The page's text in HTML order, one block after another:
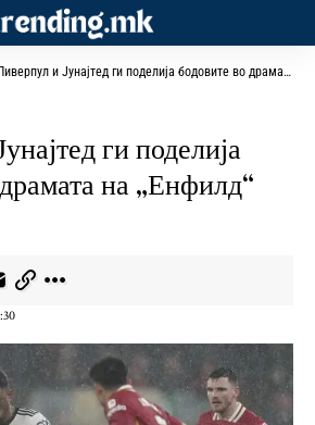
и Јунајтед ги поделија бодовите во драмата на „Енфилд“ (ВИДЕО)
ги поделија
на „Енфилд“